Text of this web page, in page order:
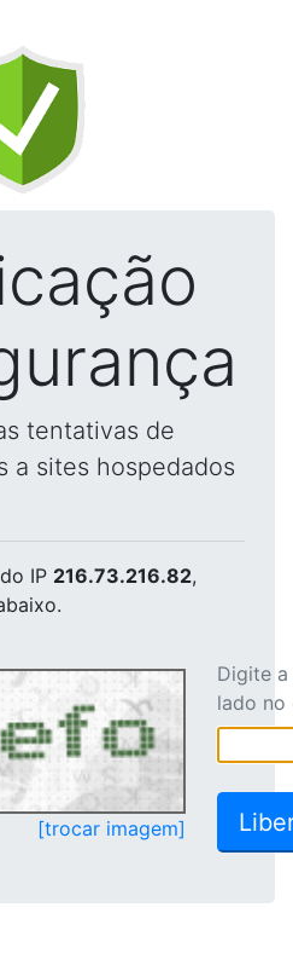
tentativas de
a sites hospedados
do IP 216.73.216.82,
[trocar imagem]
Digite
lado no